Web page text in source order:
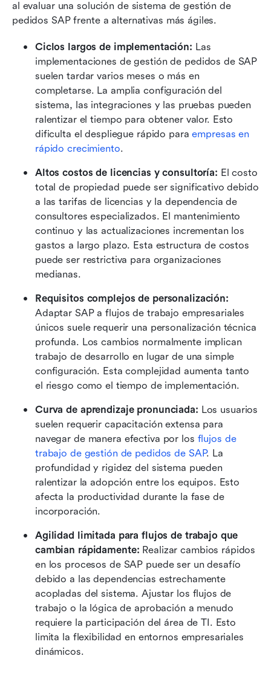
al evaluar una solución de sistema de gestión de
pedidos SAP frente a alternativas más ágiles.
Ciclos largos de implementación: Las
implementaciones de gestión de pedidos de SAP
suelen tardar varios meses o más en
completarse. La amplia configuración del
sistema, las integraciones y las pruebas pueden
ralentizar el tiempo para obtener valor. Esto
dificulta el despliegue rápido para empresas en
rápido crecimiento.
Altos costos de licencias y consultoría: El costo
total de propiedad puede ser significativo debido
a las tarifas de licencias y la dependencia de
consultores especializados. El mantenimiento
continuo y las actualizaciones incrementan los
gastos a largo plazo. Esta estructura de costos
puede ser restrictiva para organizaciones
medianas.
Adaptar SAP a flujos de trabajo empresariales
únicos suele requerir una personalización técnica
profunda. Los cambios normalmente implican
trabajo de desarrollo en lugar de una simple
configuración. Esta complejidad aumenta tanto
el riesgo como el tiempo de implementación.
Curva de aprendizaje pronunciada: Los usuarios
suelen requerir capacitación extensa para
navegar de manera efectiva por los flujos de
trabajo de gestión de pedidos de SAP. La
profundidad y rigidez del sistema pueden
ralentizar la adopción entre los equipos. Esto
afecta la productividad durante la fase de
incorporación.
Agilidad limitada para flujos de trabajo que
cambian rápidamente: Realizar cambios rápidos
en los procesos de SAP puede ser un desafío
debido a las dependencias estrechamente
acopladas del sistema. Ajustar los flujos de
trabajo o la lógica de aprobación a menudo
requiere la participación del área de TI. Esto
limita la flexibilidad en entornos empresariales
dinámicos.